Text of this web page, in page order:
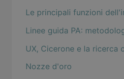
Le principali funzioni
Linee guida PA:
UX, Cicerone e la ricerca
Nozze d'oro